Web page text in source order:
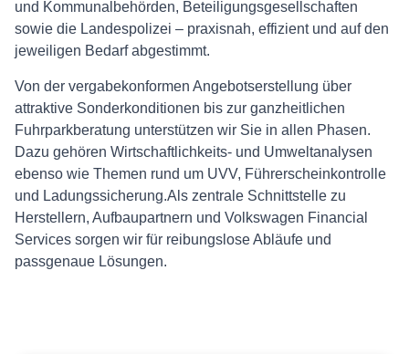
und Kommunalbehörden, Beteiligungsgesellschaften
sowie die Landespolizei – praxisnah, effizient und auf den
jeweiligen Bedarf abgestimmt.
Von der vergabekonformen Angebotserstellung über
attraktive Sonderkonditionen bis zur ganzheitlichen
Fuhrparkberatung unterstützen wir Sie in allen Phasen.
Dazu gehören Wirtschaftlichkeits- und Umweltanalysen
ebenso wie Themen rund um UVV, Führerscheinkontrolle
und Ladungssicherung.Als zentrale Schnittstelle zu
Herstellern, Aufbaupartnern und Volkswagen Financial
Services sorgen wir für reibungslose Abläufe und
passgenaue Lösungen.